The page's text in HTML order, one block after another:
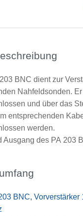
BNC dient zur
Nahfeldsonden.
und über das
entsprechenden
werden.
Ausgang des PA 203
BNC, Vorverstärker